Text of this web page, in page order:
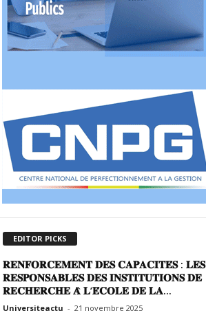
EDITOR PICKS
𝐑𝐄𝐍𝐅𝐎𝐑𝐂𝐄𝐌𝐄𝐍𝐓 𝐃𝐄𝐒 𝐂𝐀𝐏𝐀𝐂𝐈𝐓𝐄́𝐒 : 𝐋𝐄𝐒
𝐑𝐄𝐒𝐏𝐎𝐍𝐒𝐀𝐁𝐋𝐄𝐒 𝐃𝐄𝐒 𝐈𝐍𝐒𝐓𝐈𝐓𝐔𝐓𝐈𝐎𝐍𝐒 𝐃𝐄
𝐑𝐄𝐂𝐇𝐄𝐑𝐂𝐇𝐄 𝐀̀ 𝐋’𝐄́𝐂𝐎𝐋𝐄 𝐃𝐄 𝐋𝐀...
Universiteactu - 21 novembre 2025